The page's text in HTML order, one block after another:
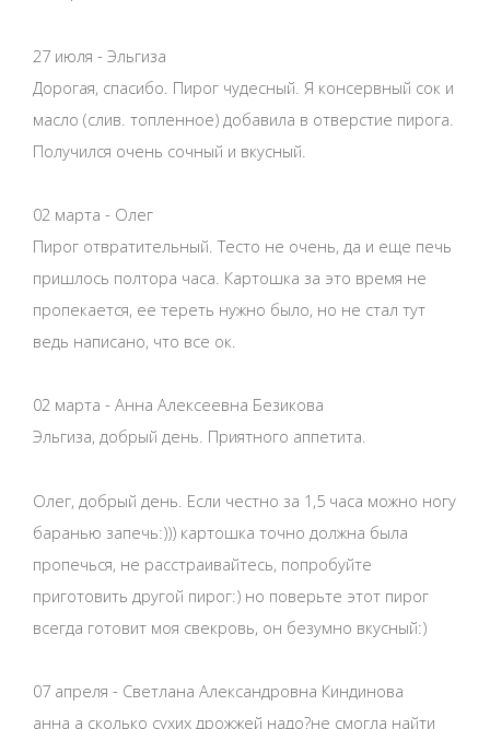
27 июля - Эльгиза
Дорогая, спасибо. Пирог чудесный. Я консервный сок и
масло (слив. топленное) добавила в отверстие пирога.
Получился очень сочный и вкусный.
02 марта - Олег
Пирог отвратительный. Тесто не очень, да и еще печь
пришлось полтора часа. Картошка за это время не
пропекается, ее тереть нужно было, но не стал тут
ведь написано, что все ок.
02 марта - Анна Алексеевна Безикова
Эльгиза, добрый день. Приятного аппетита.
Олег, добрый день. Если честно за 1,5 часа можно ногу
баранью запечь:))) картошка точно должна была
пропечься, не расстраивайтесь, попробуйте
приготовить другой пирог:) но поверьте этот пирог
всегда готовит моя свекровь, он безумно вкусный:)
07 апреля - Светлана Александровна Киндинова
анна а сколько сухих дрожжей надо?не смогла найти